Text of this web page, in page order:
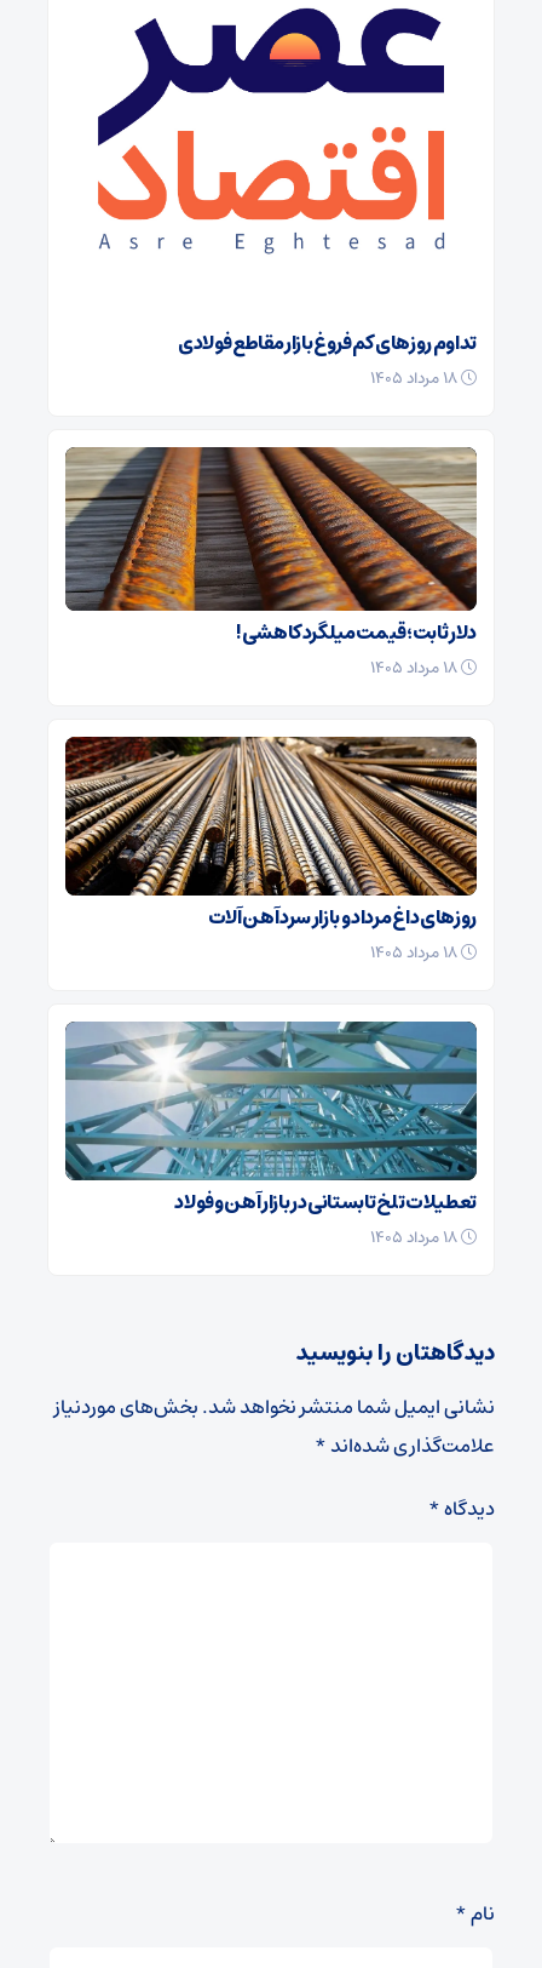
تداوم روزهای کم‌فروغ بازار مقاطع فولادی
دلار ثابت؛ قیمت میلگرد کاهشی!
روزهای داغ مرداد و بازار سرد آهن‌ آلات
تعطیلات تلخ تابستانی در بازار آهن و فولاد
دیدگاهتان را بنویسید
نشانی ایمیل شما منتشر نخواهد شد.بخش‌های موردنیاز
علامت‌گذاری شده‌اند*
دیدگاه*
نام*